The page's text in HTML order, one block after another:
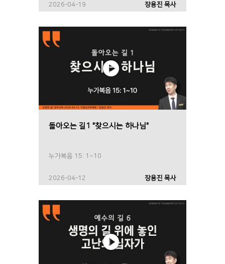
2026-04-19 장용진 목사
돌아오는 길1 "찾으시는 하나님"
누가복음 15: 1~10
2026-04-12 장용진 목사